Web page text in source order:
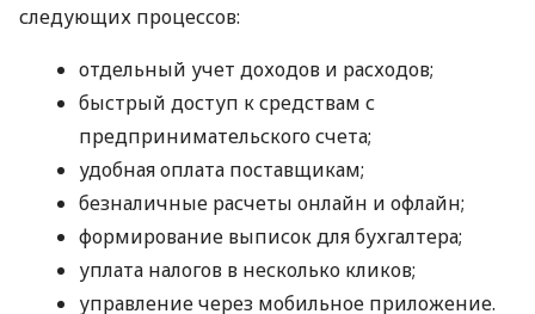
следующих процессов:
отдельный учет доходов и расходов;
быстрый доступ к средствам с
предпринимательского счета;
удобная оплата поставщикам;
безналичные расчеты онлайн и офлайн;
формирование выписок для бухгалтера;
уплата налогов в несколько кликов;
управление через мобильное приложение.